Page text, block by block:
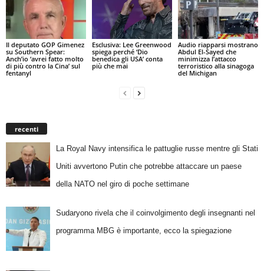
Il deputato GOP Gimenez
su Southern Spear:
Anch’io ‘avrei fatto molto
di più contro la Cina’ sul
fentanyl
Esclusiva: Lee Greenwood
spiega perché ‘Dio
benedica gli USA’ conta
più che mai
Audio riapparsi mostrano
Abdul El-Sayed che
minimizza l’attacco
terroristico alla sinagoga
del Michigan
recenti
La Royal Navy intensifica le pattuglie russe mentre gli Stati
Uniti avvertono Putin che potrebbe attaccare un paese
della NATO nel giro di poche settimane
Sudaryono rivela che il coinvolgimento degli insegnanti nel
programma MBG è importante, ecco la spiegazione